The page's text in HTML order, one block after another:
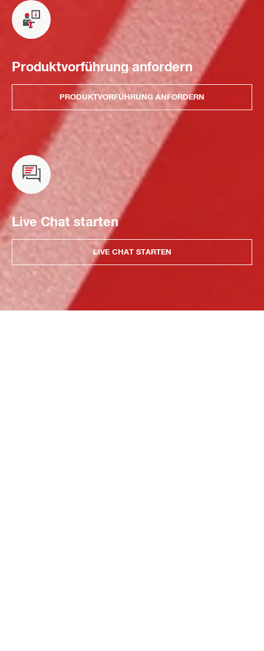
Produktvorführung anfordern
PRODUKTVORFÜHRUNG ANFORDERN
Live Chat starten
LIVE CHAT STARTEN